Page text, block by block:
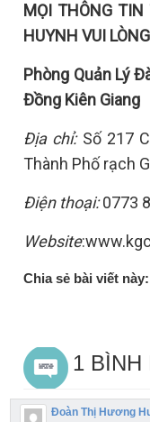
MỌI THÔNG
HUYNH VUI
Phòng Quản Lý
Đồng Kiên Giang
Địa chỉ:Số 217
Thành Phố rạch
Điện thoại:0773
Website
Chia sẻ bài viết này:
1 BÌNH
Đoàn Thị Hương